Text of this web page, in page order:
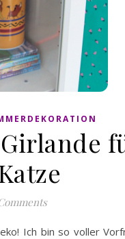
Ich bin so voller